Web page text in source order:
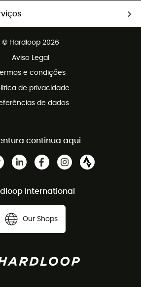
100 dias
© Hardloop 2026
Aviso Legal
e condições
de privacidade
de dados
continua aqui
International
Our Shops